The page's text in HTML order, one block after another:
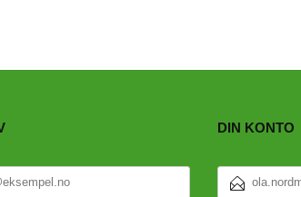
DIN KONTO
POSTADRESSE